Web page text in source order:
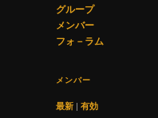
グループ
メンバー
フォ－ラム
メンバー
最新 | 有効